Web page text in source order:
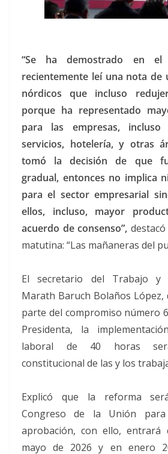
“Se ha demostrado en el
recientemente leí una nota de
nórdicos que incluso
porque ha representado
para las empresas,
servicios, hotelería, y otras
tomó la decisión de que
gradual, entonces no implica
para el sector empresarial
ellos, incluso, mayor
acuerdo de consenso”,
matutina: “Las mañaneras del
El secretario del Trabajo y
Marath Baruch Bolaños López,
parte del compromiso número
Presidenta, la
laboral de 40 horas
constitucional de las y los
Explicó que la reforma
Congreso de la Unión
aprobación, con ello,
mayo de 2026 y en enero